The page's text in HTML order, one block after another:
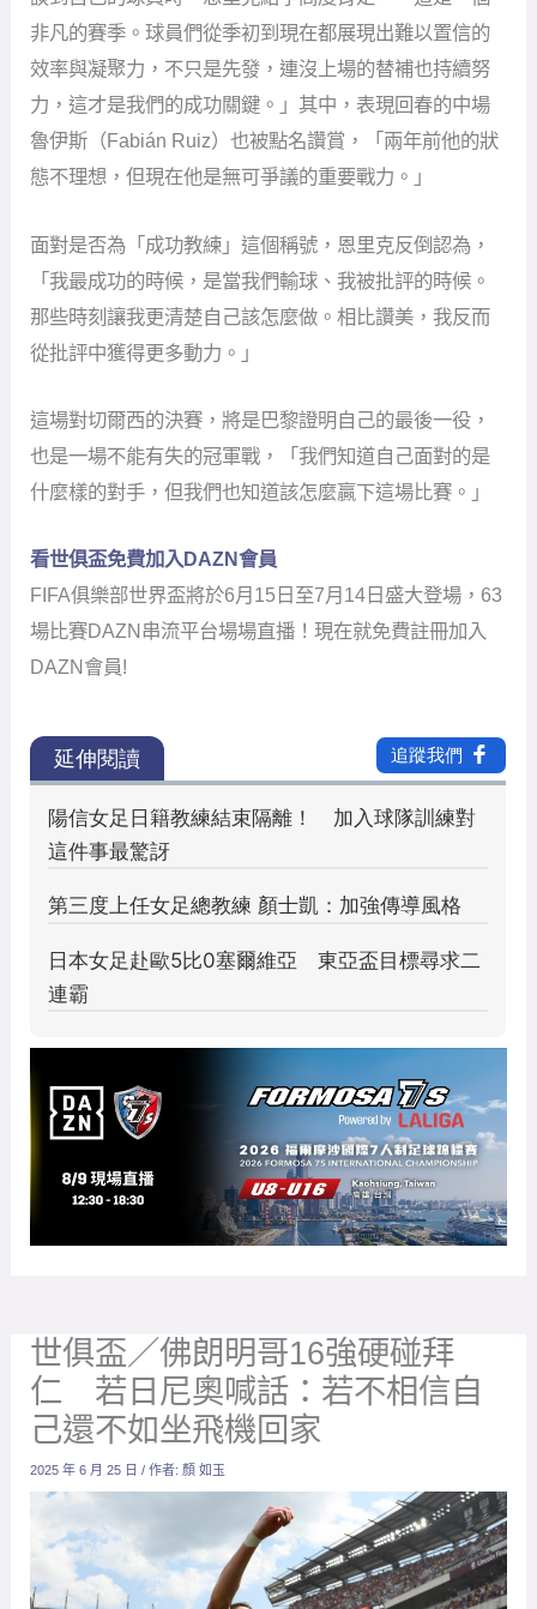
面對是否為「成功教練」這個稱號，恩里克反倒認為，
「我最成功的時候，是當我們輸球、我被批評的時候。
那些時刻讓我更清楚自己該怎麼做。相比讚美，我反而
從批評中獲得更多動力。」
這場對切爾西的決賽，將是巴黎證明自己的最後一役，
也是一場不能有失的冠軍戰，「我們知道自己面對的是
什麼樣的對手，但我們也知道該怎麼贏下這場比賽。」
FIFA俱樂部世界盃將於6月15日至7月14日盛大登場，63
場比賽DAZN串流平台場場直播！現在就免費註冊加入
DAZN會員!
仁 若日尼奧喊話：若不相信自
己還不如坐飛機回家
2025 年 6 月 25 日
佛朗明哥若日尼奧（Jorginho）。（圖：法新社）
放大字體